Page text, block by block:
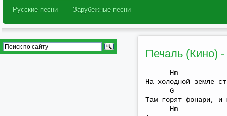
Русские песни
Русские песни Зарубежные песни
Зарубежные песни
Печаль (Кино) -
Hm
На холодной земле
G
Там горят фонари, и
Hm